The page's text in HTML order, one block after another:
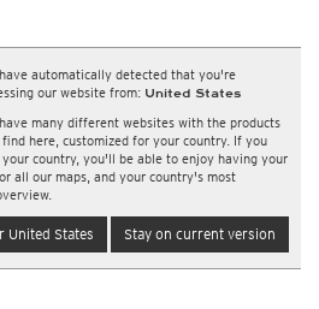
automatically detected that you're
our website from: United States
many different websites with the products
find here, customized for your country. If you
country, you'll be able to enjoy having your
all our maps, and your country's most
United States Stay on current version